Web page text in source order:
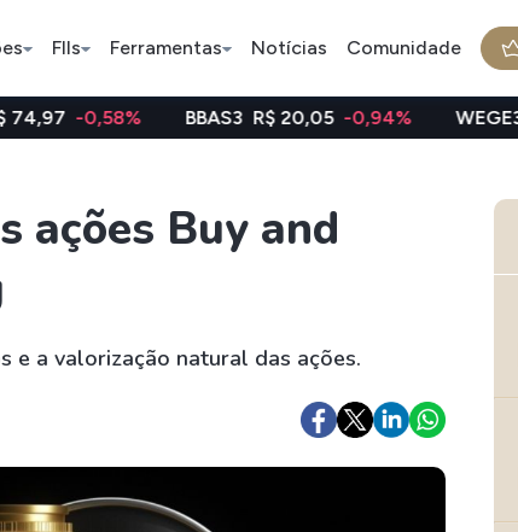
FIIs Ferramentas Notícias Comunidade
Apple
Amazon
Criptomoedas
Bitcoin
Ethereum
BBAS3 R$ 20,05 -0,94% WEGE3 R$ 48,12
ações Buy and
a valorização natural das ações.